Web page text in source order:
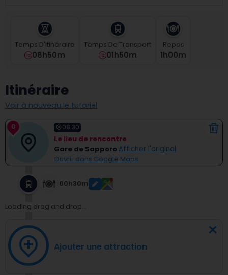
the
question
to
get
the
keyboard
shortcuts
for
changing
Temps D'itinéraire
08h50m
Temps De Transport
01h50m
Repos
1H00M
Itinéraire
Voir à nouveau le tutoriel
0 08:30
Le lieu de rencontre
Gare de Sapporo Afficher l'original
Ouvrir dans Google Maps
00h30m
Loading drag and drop...
Ajouter une attraction